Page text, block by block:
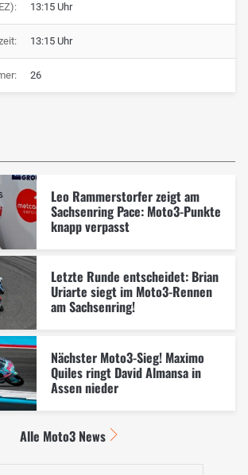
13:15 Uhr
13:15 Uhr
26
Leo Rammerstorfer zeigt am
Sachsenring Pace: Moto3-Punkte
knapp verpasst
Letzte Runde entscheidet: Brian
Uriarte siegt im Moto3-Rennen
am Sachsenring!
Nächster Moto3-Sieg! Maximo
Quiles ringt David Almansa in
Assen nieder
Alle Moto3 News